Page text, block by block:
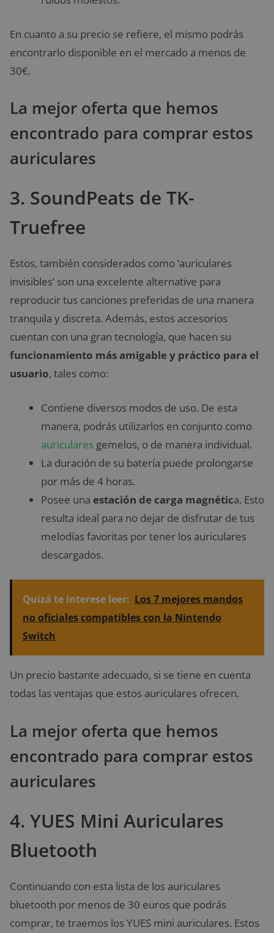
En cuanto a su precio se refiere, el mismo podrás
encontrarlo disponible en el mercado a menos de
30€.
La mejor oferta que hemos
encontrado para comprar estos
auriculares
3. SoundPeats de TK-
Truefree
Estos, también considerados como ‘auriculares
invisibles’ son una excelente alternative para
reproducir tus canciones preferidas de una manera
tranquila y discreta. Además, estos accesorios
cuentan con una gran tecnología, que hacen su
funcionamiento más amigable y práctico para el
usuario, tales como:
Contiene diversos modos de uso. De esta
manera, podrás utilizarlos en conjunto como
auriculares gemelos, o de manera individual.
La duración de su batería puede prolongarse
por más de 4 horas.
Posee una estación de carga magnética. Esto
resulta ideal para no dejar de disfrutar de tus
melodías favoritas por tener los auriculares
descargados.
Quizá te interese leer: Los 7 mejores mandos
no oficiales compatibles con la Nintendo
Switch
Un precio bastante adecuado, si se tiene en cuenta
todas las ventajas que estos auriculares ofrecen.
La mejor oferta que hemos
encontrado para comprar estos
auriculares
4. YUES Mini Auriculares
Bluetooth
Continuando con esta lista de los auriculares
bluetooth por menos de 30 euros que podrás
comprar, te traemos los YUES mini auriculares. Estos